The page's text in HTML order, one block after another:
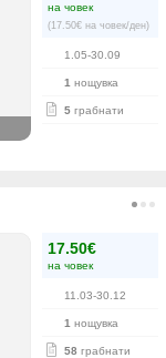
на човек
(17.50€ на човек/ден)
1.05-30.09
1 нощувка
5 грабнати
17.50€
на човек
11.03-30.12
1 нощувка
58 грабнати